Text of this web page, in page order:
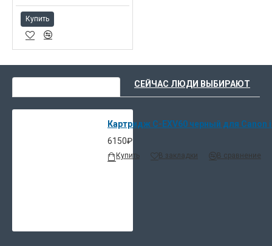
Купить
СЕЙЧАС ЛЮДИ ВЫБИРАЮТ
Картридж C-EXV60 черный для Canon
6150₽
Купить В закладки В сравнение